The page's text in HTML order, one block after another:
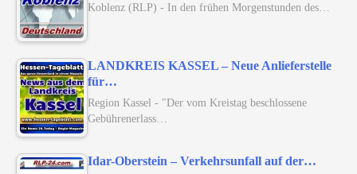
Koblenz (RLP) - In den frühen Morgenstunden des…
LANDKREIS KASSEL – Neue Anlieferstelle
für…
Region Kassel - "Der vom Kreistag beschlossene
Gebührenerlass…
Idar-Oberstein – Verkehrsunfall auf der…